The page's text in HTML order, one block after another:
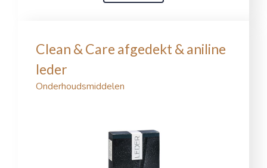
Clean & Care afgedekt & aniline
leder
Onderhoudsmiddelen